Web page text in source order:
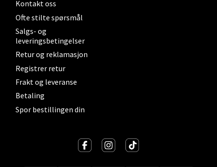
Kontakt oss
Ofte stilte spørsmål
Salgs- og
leveringsbetingelser
Retur og reklamasjon
Registrer retur
Frakt og leveranse
Betaling
Spor bestillingen din
Leirvik - Stord
Torgbakken 2, 5401 Stord
Åpent i dag 10-15
0 i butikk